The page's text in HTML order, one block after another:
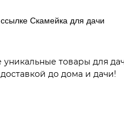
Скамейка для дачи
товары для
до дома и дачи!